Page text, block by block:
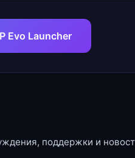
Evo Launcher
поддержки и